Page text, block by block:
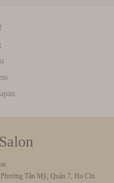
Tân Mỹ, Quận 7, Ho Chi